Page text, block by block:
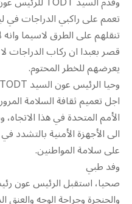
تعمم على راكبي الدراجات في
تنقلهم على الطرق لاسيما
قصر بعبدا ان ركاب
يعرضهم للخطر المحتوم.
اجل تعميم ثقافة السلامة
الأمم المتحدة في هذا
الى الأجهزة الأمنية بالتشدد
على سلامة المواطنين.
وفد طبي
صحيا، استقبل الرئيس عون